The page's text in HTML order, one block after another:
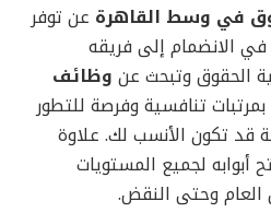
في وسط القاهرة عن توفر
الانضمام إلى فريقه
الحقوق وتبحث عن وظائف
بمرتبات تنافسية وفرصة للتطور
قد تكون الأنسب لك. علاوة
لجميع المستويات
العام وحتى النقض.